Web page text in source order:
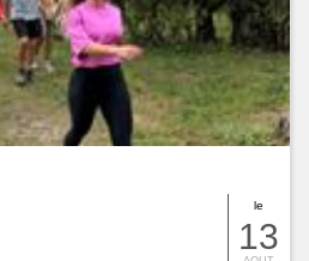
le
13